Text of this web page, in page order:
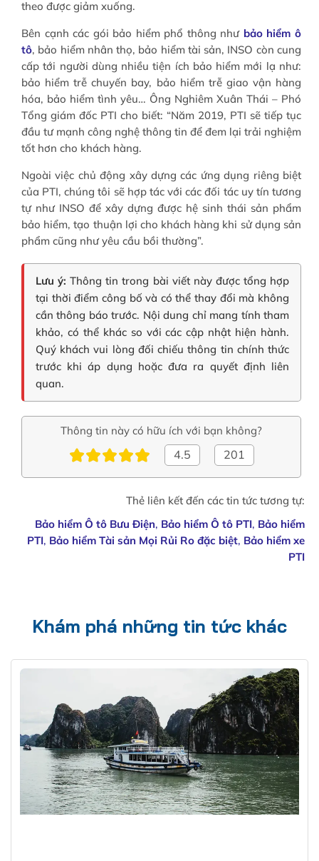
theo được giảm xuống.
Bên cạnh các gói bảo hiểm phổ thông như bảo hiểm ô
tô, bảo hiểm nhân thọ, bảo hiểm tài sản, INSO còn cung
cấp tới người dùng nhiều tiện ích bảo hiểm mới lạ như:
bảo hiểm trễ chuyến bay, bảo hiểm trễ giao vận hàng
hóa, bảo hiểm tình yêu… Ông Nghiêm Xuân Thái – Phó
Tổng giám đốc PTI cho biết: “Năm 2019, PTI sẽ tiếp tục
đầu tư mạnh công nghệ thông tin để đem lại trải nghiệm
tốt hơn cho khách hàng.
Ngoài việc chủ động xây dựng các ứng dụng riêng biệt
của PTI, chúng tôi sẽ hợp tác với các đối tác uy tín tương
tự như INSO để xây dựng được hệ sinh thái sản phẩm
bảo hiểm, tạo thuận lợi cho khách hàng khi sử dụng sản
phẩm cũng như yêu cầu bồi thường”.
Lưu ý: Thông tin trong bài viết này được tổng hợp
tại thời điểm công bố và có thể thay đổi mà không
cần thông báo trước. Nội dung chỉ mang tính tham
khảo, có thể khác so với các cập nhật hiện hành.
Quý khách vui lòng đối chiếu thông tin chính thức
trước khi áp dụng hoặc đưa ra quyết định liên
quan.
Thông tin này có hữu ích với bạn không?
4.5 201
Thẻ liên kết đến các tin tức tương tự:
Bảo hiểm Ô tô Bưu Điện, Bảo hiểm Ô tô PTI, Bảo hiểm
PTI, Bảo hiểm Tài sản Mọi Rủi Ro đặc biệt, Bảo hiểm xe
PTI
Khám phá những tin tức khác